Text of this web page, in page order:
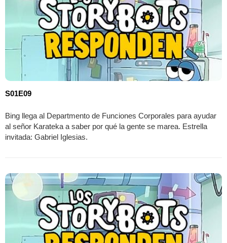
S01E09
Bing llega al Departmento de Funciones Corporales para ayudar
al señor Karateka a saber por qué la gente se marea. Estrella
invitada: Gabriel Iglesias.